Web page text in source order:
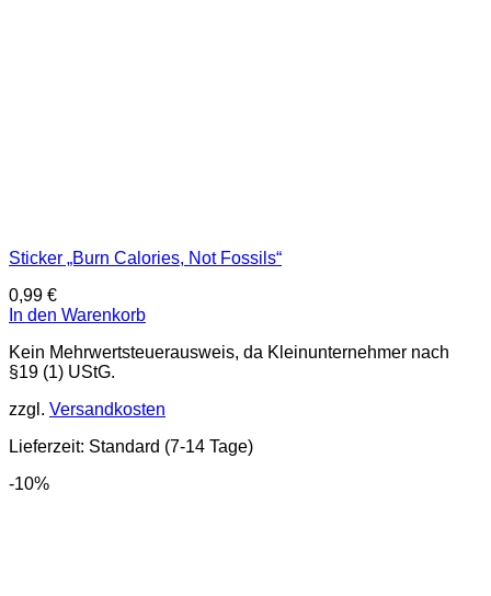
Sticker „Burn Calories, Not Fossils“
0,99 €
In den Warenkorb
Kein Mehrwertsteuerausweis, da Kleinunternehmer nach
§19 (1) UStG.
zzgl. Versandkosten
Lieferzeit: Standard (7-14 Tage)
-10%